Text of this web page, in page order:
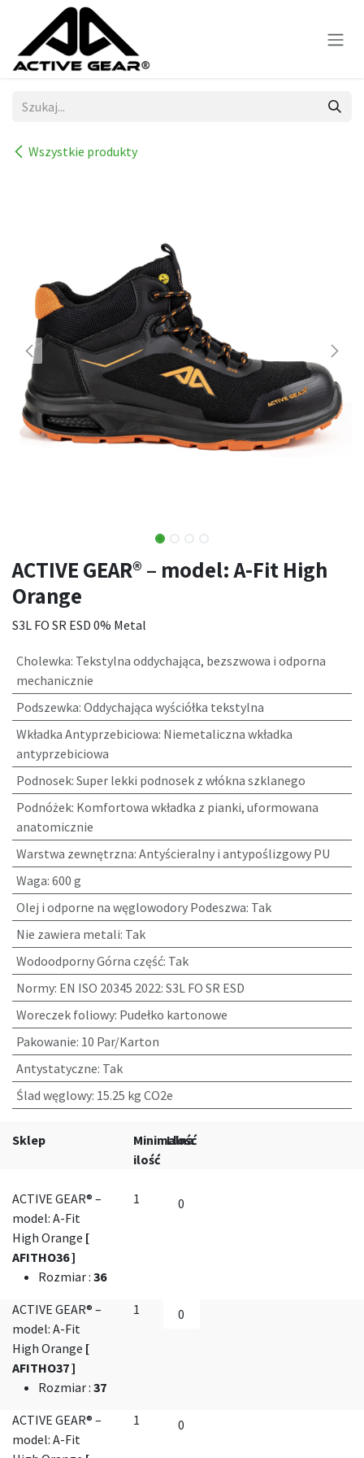
Skip to Content
Wszystkie produkty
ACTIVE GEAR® – model: A-Fit High
Orange
S3L FO SR ESD 0% Metal
Cholewka: Tekstylna oddychająca, bezszwowa i odporna
mechanicznie
Podszewka: Oddychająca wyściółka tekstylna
Wkładka Antyprzebiciowa: Niemetaliczna wkładka
antyprzebiciowa
Podnosek: Super lekki podnosek z włókna szklanego
Podnóżek: Komfortowa wkładka z pianki, uformowana
anatomicznie
Warstwa zewnętrzna: Antyścieralny i antypoślizgowy PU
Waga: 600 g
Olej i odporne na węglowodory Podeszwa: Tak
Nie zawiera metali: Tak
Wodoodporny Górna część: Tak
Normy: EN ISO 20345 2022: S3L FO SR ESD
Woreczek foliowy: Pudełko kartonowe
Pakowanie: 10 Par/Karton
Antystatyczne: Tak
Ślad węglowy: 15.25 kg CO2e
Sklep
Minimalna
ilość
Llość
ACTIVE GEAR® –
model: A-Fit
High Orange [
AFITHO36 ]
Rozmiar: 36
1
ACTIVE GEAR® –
model: A-Fit
High Orange [
AFITHO37 ]
Rozmiar: 37
1
ACTIVE GEAR® –
model: A-Fit
1